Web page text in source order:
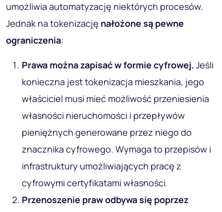
umożliwia automatyzację niektórych procesów.
Jednak na tokenizację nałożone są pewne
ograniczenia:
Prawa można zapisać w formie cyfrowej. Jeśli
konieczna jest tokenizacja mieszkania, jego
właściciel musi mieć możliwość przeniesienia
własności nieruchomości i przepływów
pieniężnych generowane przez niego do
znacznika cyfrowego. Wymaga to przepisów i
infrastruktury umożliwiających pracę z
cyfrowymi certyfikatami własności.
Przenoszenie praw odbywa się poprzez